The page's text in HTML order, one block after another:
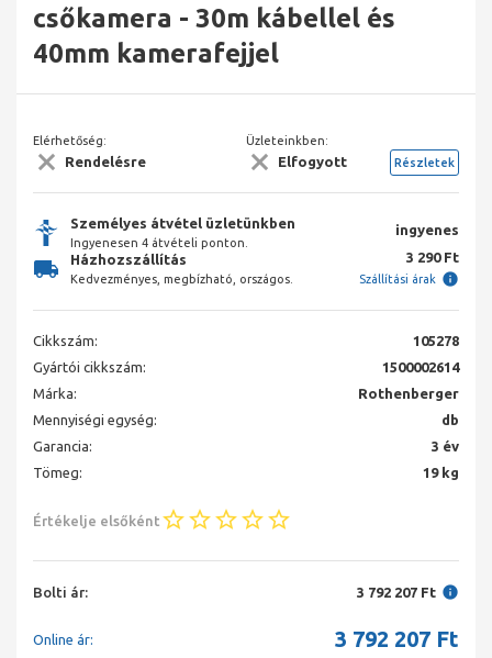
csőkamera - 30m kábellel és
40mm kamerafejjel
Elérhetőség:
Rendelésre
Üzleteinkben:
Elfogyott Részletek
Személyes átvétel üzletünkben
Ingyenesen 4 átvételi ponton.
ingyenes
Házhozszállítás
Kedvezményes, megbízható, országos.
3 290 Ft
Szállítási árak
Cikkszám:
105278
Gyártói cikkszám:
1500002614
Márka:
Rothenberger
Mennyiségi egység:
db
Garancia:
3 év
Tömeg:
19 kg
Értékelje elsőként
Bolti ár: 3 792 207 Ft
Online ár: 3 792 207 Ft